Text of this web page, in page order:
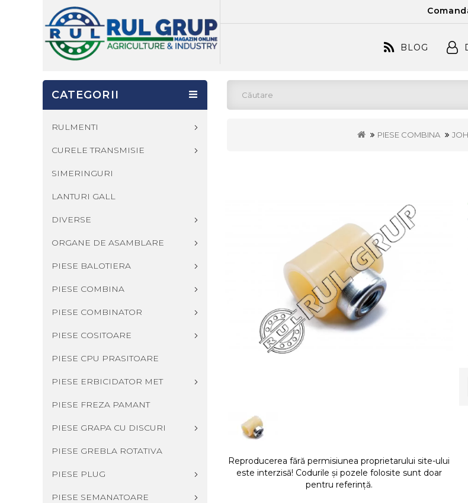
BLOG
PIESE COMBINA
CATEGORII
RULMENTI
CURELE TRANSMISIE
SIMERINGURI
LANTURI GALL
DIVERSE
ORGANE DE ASAMBLARE
PIESE BALOTIERA
PIESE COMBINA
PIESE COMBINATOR
PIESE COSITOARE
PIESE CPU PRASITOARE
PIESE ERBICIDATOR MET
PIESE FREZA PAMANT
PIESE GRAPA CU DISCURI
PIESE GREBLA ROTATIVA
PIESE PLUG
PIESE SEMANATOARE
Reproducerea fără permisiunea proprietarului site-ului
este interzisă! Codurile și pozele folosite sunt doar
pentru referință.